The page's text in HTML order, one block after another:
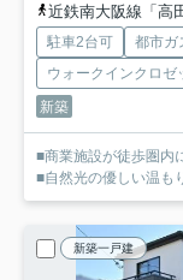
近鉄南大阪線「高
駐車2台可 都市ガ
ウォークインクロゼ
新築
■商業施設が徒歩圏内
■自然光の優しい温も
新築一戸建